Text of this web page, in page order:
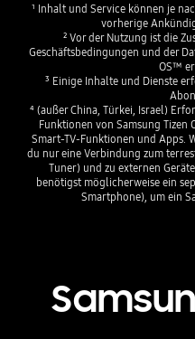
¹ Inhalt und Service können je
vorherige
² Vor der Nutzung ist die
Geschäftsbedingungen und der
OS™
³ Einige Inhalte und Dienste
⁴ (außer China, Türkei, Israel)
Funktionen von Samsung
Smart-TV-Funktionen und Apps.
du nur eine Verbindung zum
Tuner) und zu externen
benötigst möglicherweise ein
Smartphone), um ein